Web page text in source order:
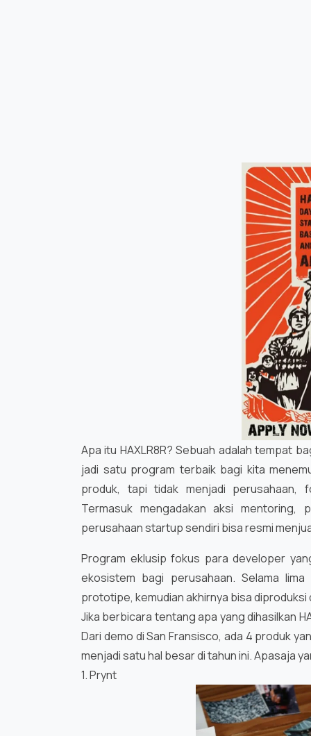
Apa itu HAXLR8R? Sebuah adalah tempat
jadi satu program terbaik bagi kita
produk, tapi tidak menjadi perusahaan,
Termasuk mengadakan aksi mentoring,
perusahaan startup sendiri bisa resmi
Program eklusip fokus para developer
ekosistem bagi perusahaan. Selama
prototipe, kemudian akhirnya bisa diproduksi
Jika berbicara tentang apa yang dihasilkan
Dari demo di San Fransisco, ada 4 produk
menjadi satu hal besar di tahun ini. Apasaja
1. Prynt